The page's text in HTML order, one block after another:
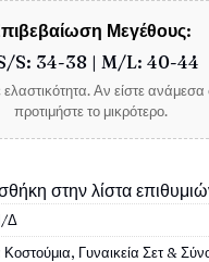
Μεγέθους:
S: 34-38 | M/L: 40-44
Αν είστε
προτιμήστε το μικρότερο.
στην λίστα
Δ
Κοστούμια, Γυναικεία Σετ &